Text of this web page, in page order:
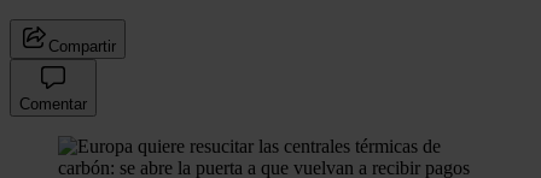
Compartir
Comentar